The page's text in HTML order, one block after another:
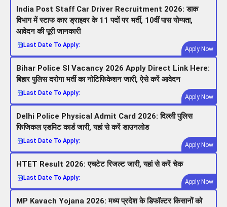
India Post Staff Car Driver Recruitment 2026: डाक
विभाग में स्टाफ कार ड्राइवर के 11 पदों पर भर्ती, 10वीं पास योग्यता,
आवेदन की पूरी जानकारी
Last Date To Apply:
Apply Now
Bihar Police SI Vacancy 2026 Apply Direct Link Here:
बिहार पुलिस दरोगा भर्ती का नोटिफिकेशन जारी, ऐसे करें आवेदन
Last Date To Apply:
Apply Now
Delhi Police Physical Admit Card 2026: दिल्ली पुलिस
फिजिकल एडमिट कार्ड जारी, यहां से करें डाउनलोड
Last Date To Apply:
Apply Now
HTET Result 2026: एचटेट रिजल्ट जारी, यहां से करें चेक
Last Date To Apply:
Apply Now
MP Kavach Yojana 2026: मध्य प्रदेश के डिफॉल्टर किसानों को